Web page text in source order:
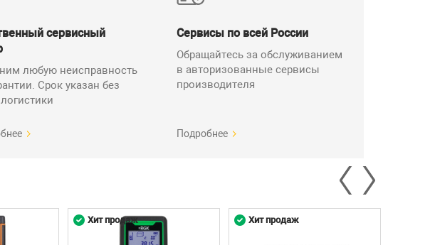
Стандартные
Диапазон измерений углов 0–360° (4 х 90°);
IP54;
диапазон рабочих температур -10°С до +45°С
1,33 кг
Количество
сервисный
любую неисправность
Срок указан без
Сервисы по всей России
Обращайтесь за обслуживанием
в авторизованные сервисы
производителя
Подробнее
Хит продаж Хит продаж